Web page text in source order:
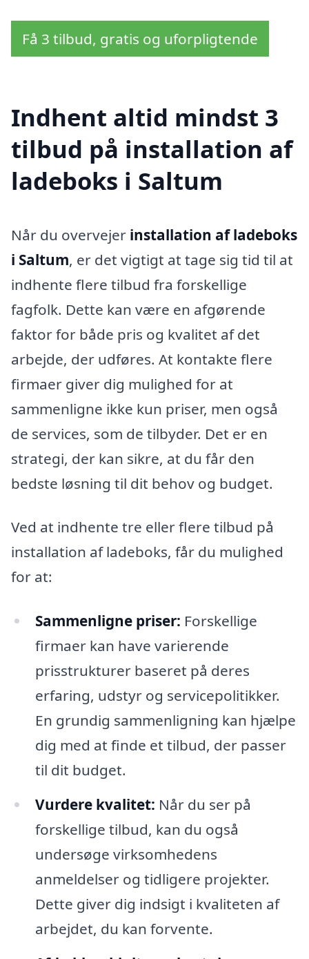
Få 3 tilbud, gratis og uforpligtende
Indhent altid mindst 3
tilbud på installation af
ladeboks i Saltum
Når du overvejer installation af ladeboks
i Saltum, er det vigtigt at tage sig tid til at
indhente flere tilbud fra forskellige
fagfolk. Dette kan være en afgørende
faktor for både pris og kvalitet af det
arbejde, der udføres. At kontakte flere
firmaer giver dig mulighed for at
sammenligne ikke kun priser, men også
de services, som de tilbyder. Det er en
strategi, der kan sikre, at du får den
bedste løsning til dit behov og budget.
Ved at indhente tre eller flere tilbud på
installation af ladeboks, får du mulighed
for at:
Sammenligne priser: Forskellige
firmaer kan have varierende
prisstrukturer baseret på deres
erfaring, udstyr og servicepolitikker.
En grundig sammenligning kan hjælpe
dig med at finde et tilbud, der passer
til dit budget.
Vurdere kvalitet: Når du ser på
forskellige tilbud, kan du også
undersøge virksomhedens
anmeldelser og tidligere projekter.
Dette giver dig indsigt i kvaliteten af
arbejdet, du kan forvente.